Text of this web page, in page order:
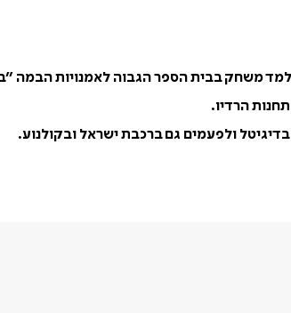
הרדיו.
ולפעמים גם ברכבת ישראל ובקולנוע.